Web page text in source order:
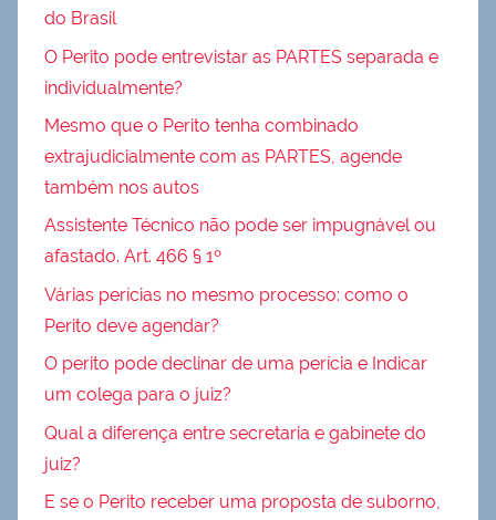
do Brasil
O Perito pode entrevistar as PARTES separada e
individualmente?
Mesmo que o Perito tenha combinado
extrajudicialmente com as PARTES, agende
também nos autos
Assistente Técnico não pode ser impugnável ou
afastado. Art. 466 § 1º
Várias perícias no mesmo processo: como o
Perito deve agendar?
O perito pode declinar de uma perícia e Indicar
um colega para o juiz?
Qual a diferença entre secretaria e gabinete do
juiz?
E se o Perito receber uma proposta de suborno,